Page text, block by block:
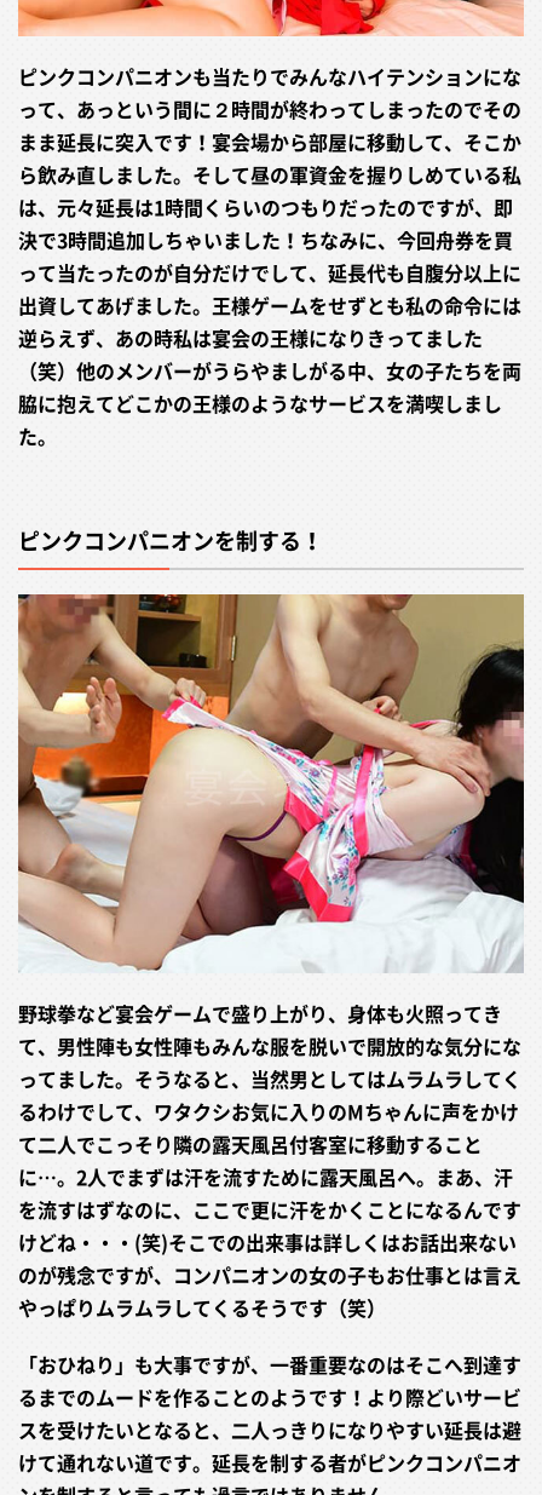
ピンクコンパニオンも当たりでみんなハイテンションにな
って、あっという間に２時間が終わってしまったのでその
まま延長に突入です！宴会場から部屋に移動して、そこか
ら飲み直しました。そして昼の軍資金を握りしめている私
は、元々延長は1時間くらいのつもりだったのですが、即
決で3時間追加しちゃいました！ちなみに、今回舟券を買
って当たったのが自分だけでして、延長代も自腹分以上に
出資してあげました。王様ゲームをせずとも私の命令には
逆らえず、あの時私は宴会の王様になりきってました
（笑）他のメンバーがうらやましがる中、女の子たちを両
脇に抱えてどこかの王様のようなサービスを満喫しまし
た。
ピンクコンパニオンを制する！
野球拳など宴会ゲームで盛り上がり、身体も火照ってき
て、男性陣も女性陣もみんな服を脱いで開放的な気分にな
ってました。そうなると、当然男としてはムラムラしてく
るわけでして、ワタクシお気に入りのMちゃんに声をかけ
て二人でこっそり隣の露天風呂付客室に移動すること
に…。2人でまずは汗を流すために露天風呂へ。まあ、汗
を流すはずなのに、ここで更に汗をかくことになるんです
けどね・・・(笑)そこでの出来事は詳しくはお話出来ない
のが残念ですが、コンパニオンの女の子もお仕事とは言え
やっぱりムラムラしてくるそうです（笑）
「おひねり」も大事ですが、一番重要なのはそこへ到達す
るまでのムードを作ることのようです！より際どいサービ
スを受けたいとなると、二人っきりになりやすい延長は避
けて通れない道です。延長を制する者がピンクコンパニオ